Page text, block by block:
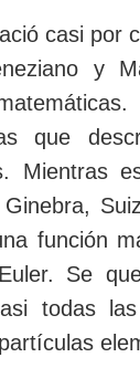
casi por
y
que
Mientras
función
Se
todas